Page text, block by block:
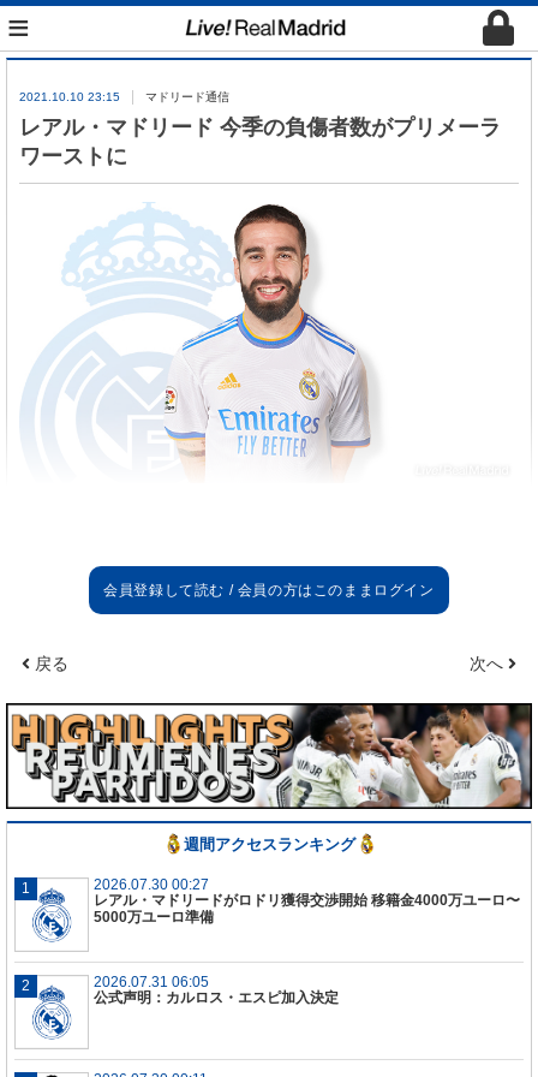
≡
2021.10.10 23:15 マドリード通信
レアル・マドリード 今季の負傷者数がプリメーラ
ワーストに
医療チームが大いに批判されていた。実際、昨季の
ワースト2位のグラナダよりも10人も多い数字だっ
た。一方、その他のチームの負傷者数平均は30〜40
人、ライバルのバルセロナは38人、アトレティコ29
人となっている。
そのためマドリーは今季、フィジカルコーチにアン
トニオ・ピントゥスを再び迎えたが、多くの選手た
ちが欧州選手権や南米選手権、オリンピックに参加
したため満足いくプレシーズンを送れず、ほとんど
体を休めないままシーズンを開始したこともあり再
び怪我人が続出している。
マドリーは今季戦った公式戦10試合中、14人が延べ
19回怪我し、1試合平均の負傷者数は6.2人で、再び
戻る 次へ
週間アクセスランキング
2026.07.30 00:27
レアル・マドリードがロドリ獲得交渉開始 移籍金4000万ユーロ〜
5000万ユーロ準備
2026.07.31 06:05
公式声明：カルロス・エスピ加入決定